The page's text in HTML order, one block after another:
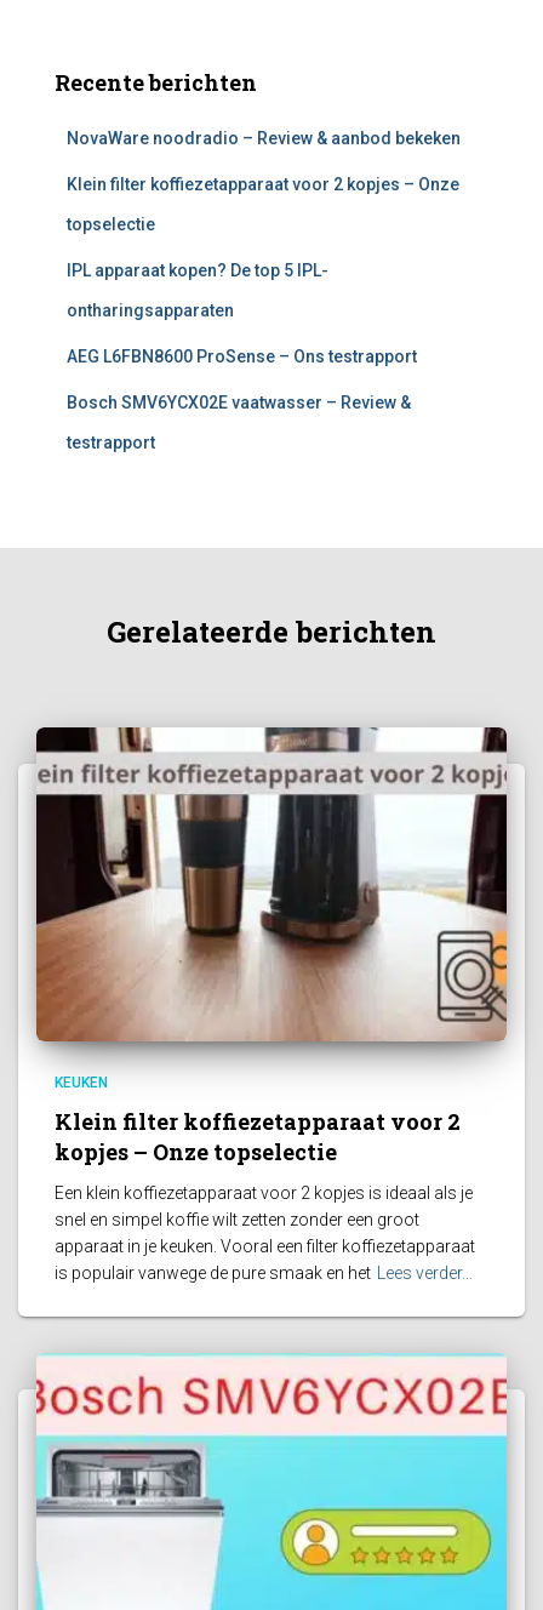
Recente berichten
NovaWare noodradio – Review & aanbod bekeken
Klein filter koffiezetapparaat voor 2 kopjes – Onze
topselectie
IPL apparaat kopen? De top 5 IPL-
ontharingsapparaten
AEG L6FBN8600 ProSense – Ons testrapport
Bosch SMV6YCX02E vaatwasser – Review &
testrapport
Gerelateerde berichten
KEUKEN
Klein filter koffiezetapparaat voor 2
kopjes – Onze topselectie
Een klein koffiezetapparaat voor 2 kopjes is ideaal als je
snel en simpel koffie wilt zetten zonder een groot
apparaat in je keuken. Vooral een filter koffiezetapparaat
is populair vanwege de pure smaak en het
Lees verder…